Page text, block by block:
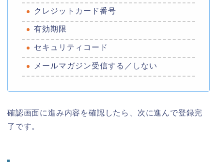
クレジットカード番号
有効期限
セキュリティコード
メールマガジン受信する／しない
確認画面に進み内容を確認したら、次に進んで登録完
了です。